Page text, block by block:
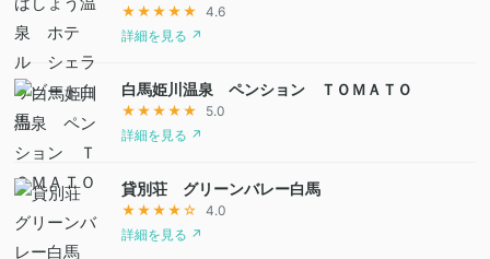
★★★★★
4.6
詳細を見る ↗
白馬姫川温泉 ペンション ＴＯＭＡＴＯ
★★★★★
5.0
詳細を見る ↗
貸別荘 グリーンバレー白馬
★★★★☆
4.0
詳細を見る ↗